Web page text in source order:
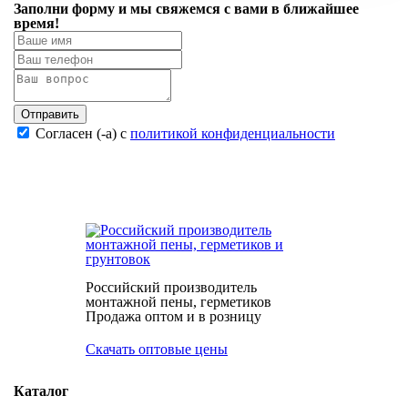
Заполни форму и мы свяжемся с вами в ближайшее
время!
Отправить
Согласен (-а) с политикой конфиденциальности
Российский производитель
монтажной пены, герметиков
Продажа оптом и в розницу
Скачать оптовые цены
Каталог